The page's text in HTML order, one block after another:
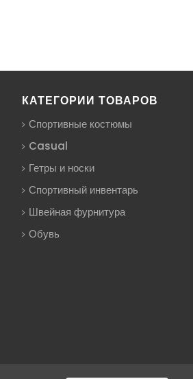
КАТЕГОРИИ ТОВАРОВ
Спортивные костюмы
Casual
Гетры и носки
Спортивный инвентарь
Швейная фурнитура
Обувь